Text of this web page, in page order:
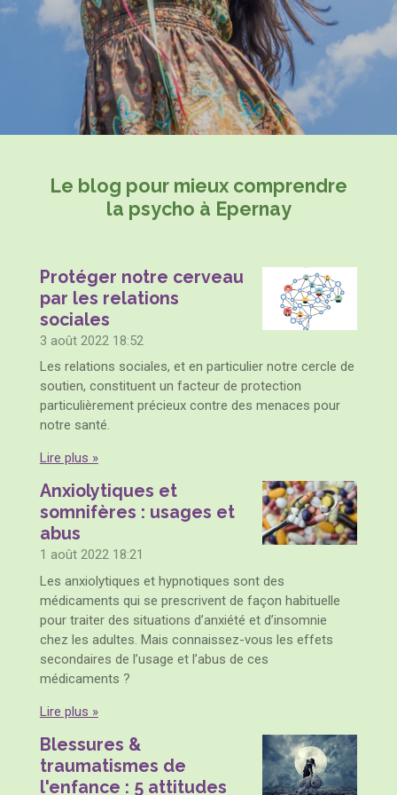
Le blog pour mieux comprendre
la psycho à Epernay
Protéger notre cerveau
par les relations
sociales
3 août 2022 18:52
Les relations sociales, et en particulier notre cercle de
soutien, constituent un facteur de protection
particulièrement précieux contre des menaces pour
notre santé.
Lire plus »
Anxiolytiques et
somnifères : usages et
abus
1 août 2022 18:21
Les anxiolytiques et hypnotiques sont des
médicaments qui se prescrivent de façon habituelle
pour traiter des situations d’anxiété et d’insomnie
chez les adultes. Mais connaissez-vous les effets
secondaires de l’usage et l’abus de ces
médicaments ?
Lire plus »
Blessures &
traumatismes de
l'enfance : 5 attitudes